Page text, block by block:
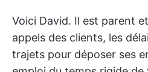
Voici David. Il est parent
appels des clients, les
trajets pour déposer ses